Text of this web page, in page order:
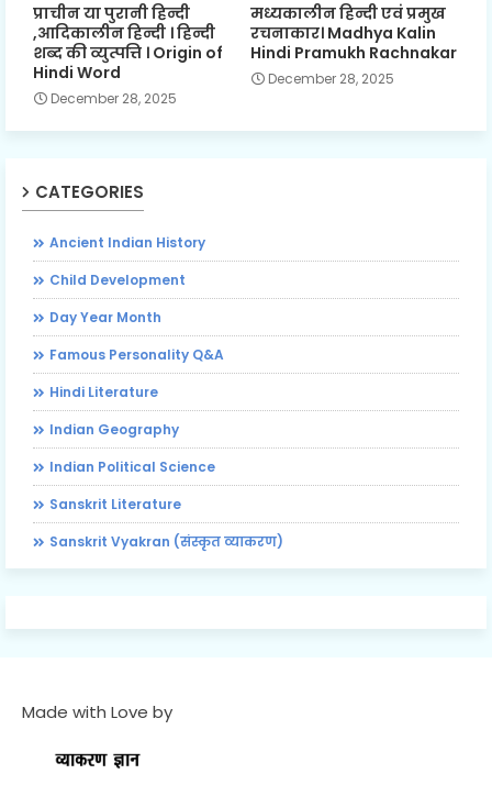
प्राचीन या पुरानी हिन्दी
,आदिकालीन हिन्दी । हिन्दी
शब्द की व्युत्पत्ति । Origin of
Hindi Word
December 28, 2025
मध्यकालीन हिन्दी एवं प्रमुख
रचनाकार। Madhya Kalin
Hindi Pramukh Rachnakar
December 28, 2025
CATEGORIES
Ancient Indian History
Child Development
Day Year Month
Famous Personality Q&A
Hindi Literature
Indian Geography
Indian Political Science
Sanskrit Literature
Sanskrit Vyakran (संस्कृत व्याकरण)
Made with Love by